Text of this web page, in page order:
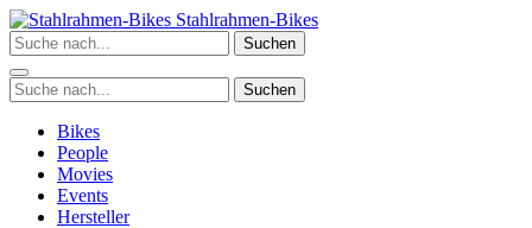
Zum
Inhalt
springen
Stahlrahmen-Bikes
Suchen
Suchen
Bikes
People
Movies
Events
Hersteller